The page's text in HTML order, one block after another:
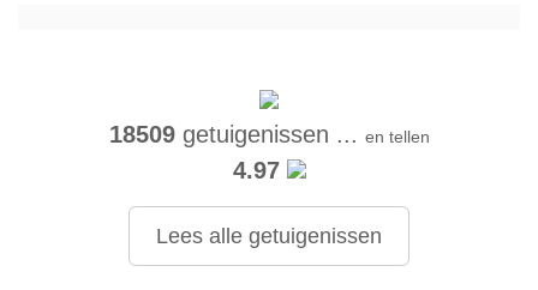
18509getuigenissen ... en tellen
4.97
Lees alle getuigenissen